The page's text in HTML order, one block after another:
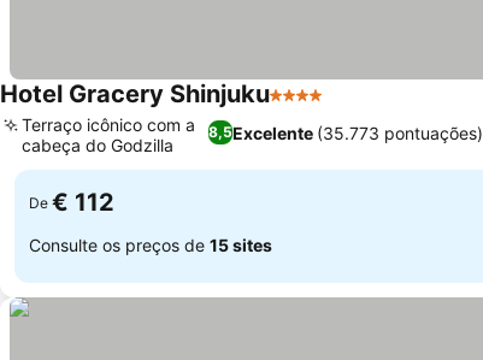
Hotel Gracery Shinjuku4 Estrelas
8,5Excelente (35.773 pontuações)
Terraço icônico com a
cabeça do Godzilla
De € 112
Consulte os preços de 15 sites